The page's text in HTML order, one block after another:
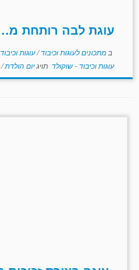
עוגת לבה רותחת
ב מתכונים לעוגות וכיבוד/עוגות
עוגות וכיבוד - שוקולד תויגיום הולדת/